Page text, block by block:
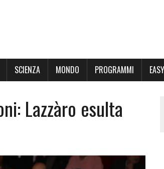
SCIENZA MONDO PROGRAMMI
Lazzàro esulta